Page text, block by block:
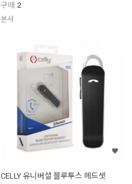
구매 2
본사
CELLY 유니버셜 블루투스 헤드셋